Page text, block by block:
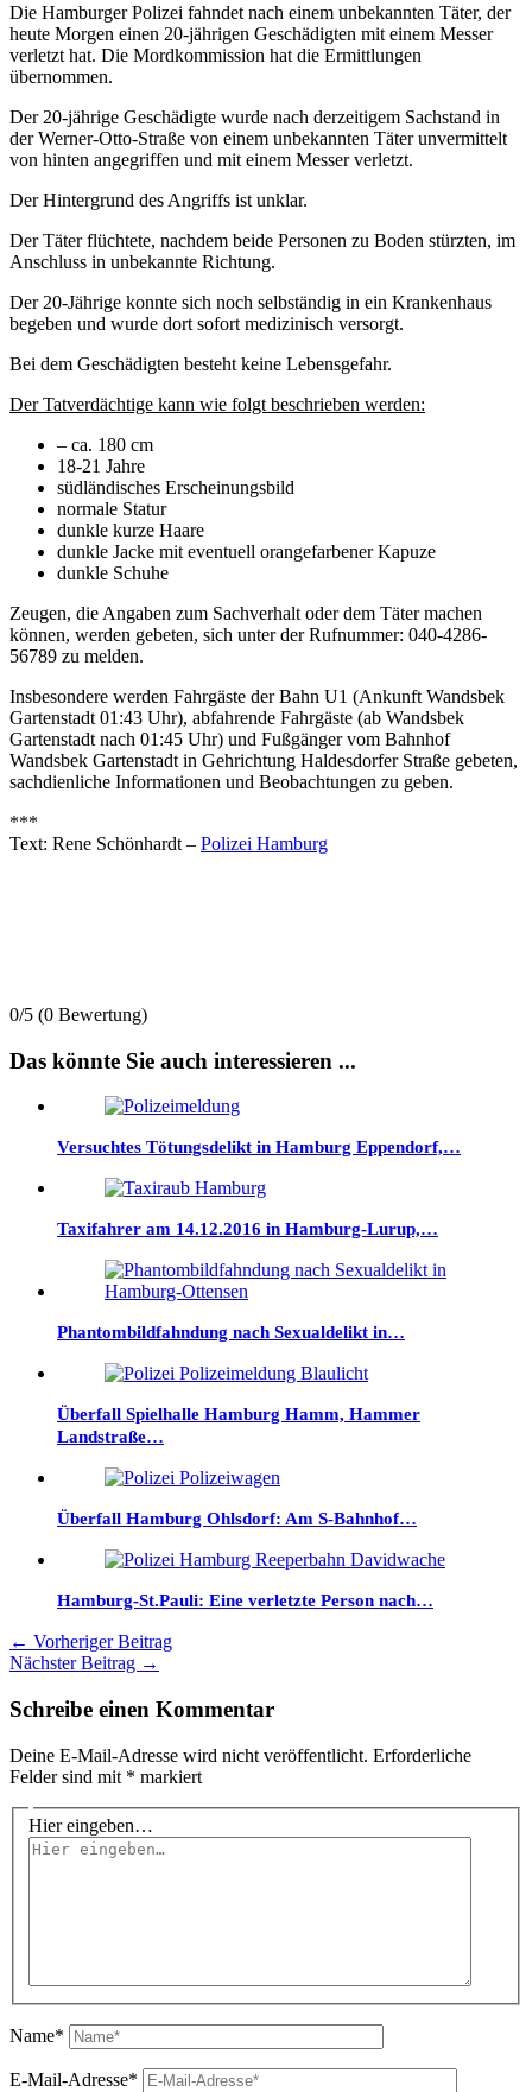
Die Hamburger Polizei fahndet nach einem unbekannten Täter, der
heute Morgen einen 20-jährigen Geschädigten mit einem Messer
verletzt hat. Die Mordkommission hat die Ermittlungen
übernommen.
Der 20-jährige Geschädigte wurde nach derzeitigem Sachstand in
der Werner-Otto-Straße von einem unbekannten Täter unvermittelt
von hinten angegriffen und mit einem Messer verletzt.
Der Hintergrund des Angriffs ist unklar.
Der Täter flüchtete, nachdem beide Personen zu Boden stürzten, im
Anschluss in unbekannte Richtung.
Der 20-Jährige konnte sich noch selbständig in ein Krankenhaus
begeben und wurde dort sofort medizinisch versorgt.
Bei dem Geschädigten besteht keine Lebensgefahr.
Der Tatverdächtige kann wie folgt beschrieben werden:
– ca. 180 cm
18-21 Jahre
südländisches Erscheinungsbild
normale Statur
dunkle kurze Haare
dunkle Jacke mit eventuell orangefarbener Kapuze
dunkle Schuhe
Zeugen, die Angaben zum Sachverhalt oder dem Täter machen
können, werden gebeten, sich unter der Rufnummer: 040-4286-
56789 zu melden.
Insbesondere werden Fahrgäste der Bahn U1 (Ankunft Wandsbek
Gartenstadt 01:43 Uhr), abfahrende Fahrgäste (ab Wandsbek
Gartenstadt nach 01:45 Uhr) und Fußgänger vom Bahnhof
Wandsbek Gartenstadt in Gehrichtung Haldesdorfer Straße gebeten,
sachdienliche Informationen und Beobachtungen zu geben.
***
Text: Rene Schönhardt – Polizei Hamburg
0/5 (0 Bewertung)
Das könnte Sie auch interessieren ...
Versuchtes Tötungsdelikt in Hamburg Eppendorf,…
Taxifahrer am 14.12.2016 in Hamburg-Lurup,…
Phantombildfahndung nach Sexualdelikt in…
Überfall Spielhalle Hamburg Hamm, Hammer
Landstraße…
Überfall Hamburg Ohlsdorf: Am S-Bahnhof…
Hamburg-St.Pauli: Eine verletzte Person nach…
← Vorheriger Beitrag
Nächster Beitrag →
Schreibe einen Kommentar
Deine E-Mail-Adresse wird nicht veröffentlicht. Erforderliche
Felder sind mit * markiert
Hier eingeben…
Name*
E-Mail-Adresse*